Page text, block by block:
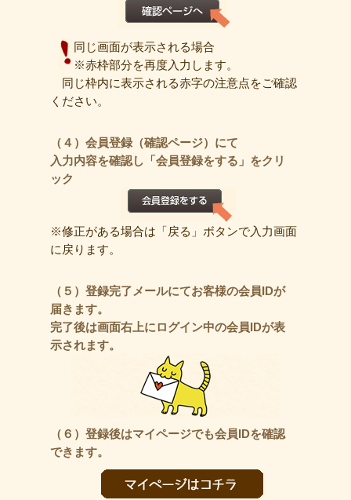
同じ画面が表示される場合
※赤枠部分を再度入力します。
同じ枠内に表示される赤字の注意点をご確認
ください。
（４）会員登録（確認ページ）にて
入力内容を確認し「会員登録をする」をクリ
ック
※修正がある場合は「戻る」ボタンで入力画面
に戻ります。
（５）登録完了メールにてお客様の会員IDが
届きます。
完了後は画面右上にログイン中の会員IDが表
示されます。
（６）登録後はマイページでも会員IDを確認
できます。